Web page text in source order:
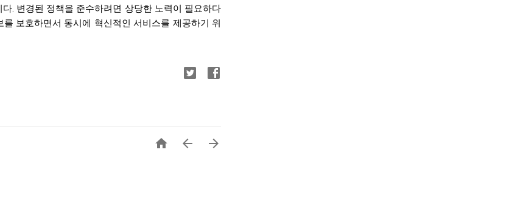
. 변경된 정책을 준수하려면 상당한 노력이 필요하다
보호하면서 동시에 혁신적인 서비스를 제공하기 위
  